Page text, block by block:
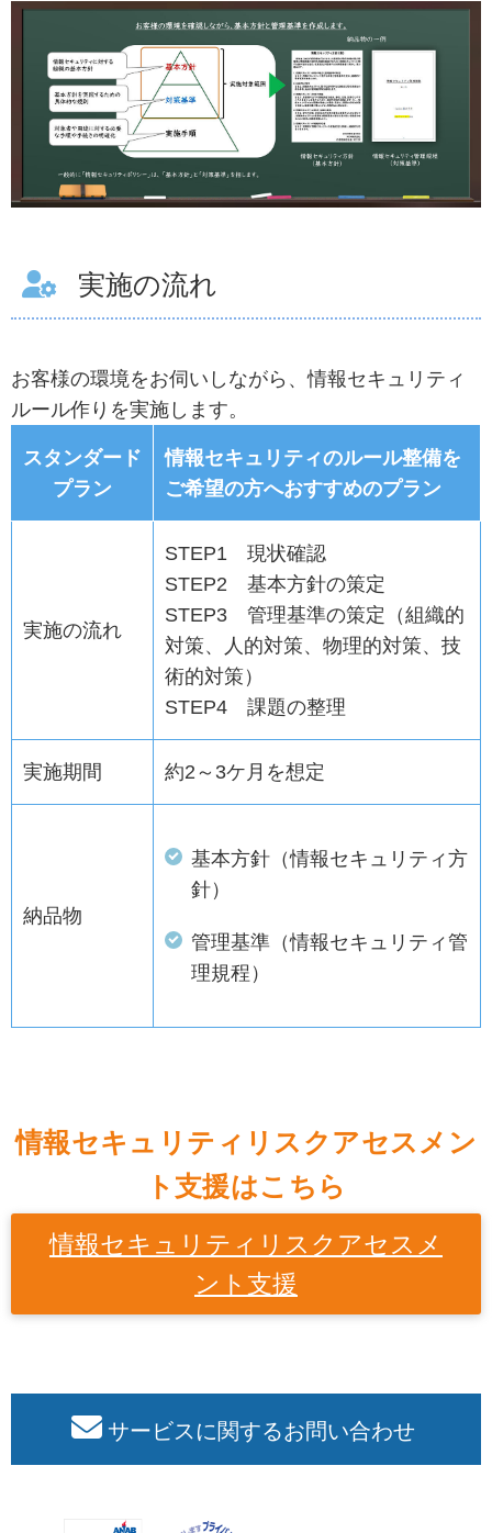
実施の流れ
お客様の環境をお伺いしながら、情報セキュリティ
ルール作りを実施します。
スタンダード
プラン
情報セキュリティのルール整備を
ご希望の方へおすすめのプラン
実施の流れ
STEP1 現状確認
STEP2 基本方針の策定
STEP3 管理基準の策定（組織的
対策、人的対策、物理的対策、技
術的対策）
STEP4 課題の整理
実施期間 約2～3ケ月を想定
納品物
基本方針（情報セキュリティ方
針）
管理基準（情報セキュリティ管
理規程）
情報セキュリティリスクアセスメン
ト支援はこちら
情報セキュリティリスクアセスメ
ント支援
サービスに関するお問い合わせ